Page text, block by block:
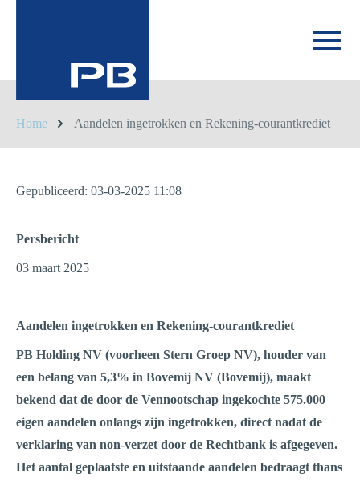
Home Aandelen ingetrokken en Rekening-courantkrediet
Gepubliceerd: 03-03-2025 11:08
Persbericht
03 maart 2025
Aandelen ingetrokken en Rekening-courantkrediet
PB Holding NV (voorheen Stern Groep NV), houder van
een belang van 5,3% in Bovemij NV (Bovemij), maakt
bekend dat de door de Vennootschap ingekochte 575.000
eigen aandelen onlangs zijn ingetrokken, direct nadat de
verklaring van non-verzet door de Rechtbank is afgegeven.
Het aantal geplaatste en uitstaande aandelen bedraagt thans